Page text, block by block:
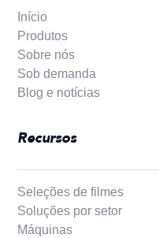
Início
Produtos
Sobre nós
Sob demanda
Blog e notícias
Recursos
Seleções de filmes
Soluções por setor
Máquinas